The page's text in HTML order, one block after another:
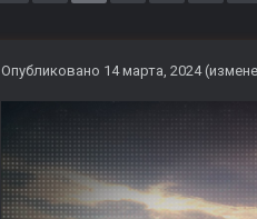
Опубликовано 14 марта, 2024